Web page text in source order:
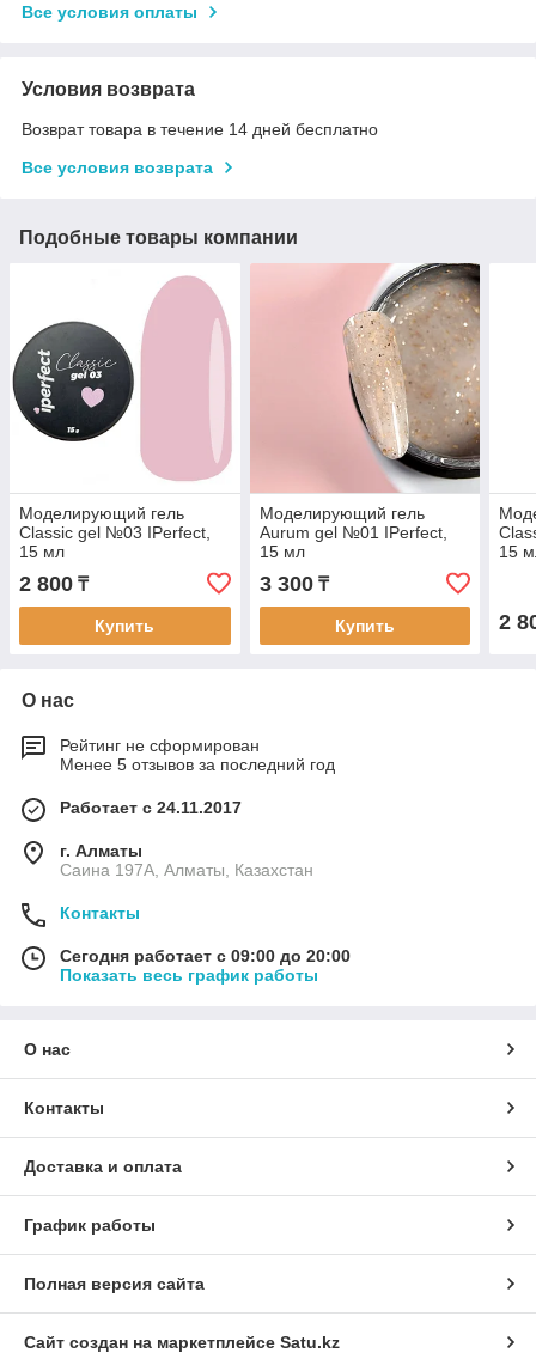
Все условия оплаты
Условия возврата
Возврат товара в течение 14 дней бесплатно
Все условия возврата
Подобные товары компании
Моделирующий гель
Classic gel №03 IPerfect,
15 мл
2 800 ₸
Купить
Моделирующий гель
Aurum gel №01 IPerfect,
15 мл
3 300₸
Купить
15
2
О нас
Рейтинг не сформирован
Менее 5 отзывов за последний год
Работает с 24.11.2017
г. Алматы
Саина 197А, Алматы, Казахстан
Контакты
Сегодня работает с 09:00 до 20:00
Показать весь график работы
О нас
Контакты
Доставка и оплата
График работы
Полная версия сайта
Сайт создан на маркетплейсе Satu.kz